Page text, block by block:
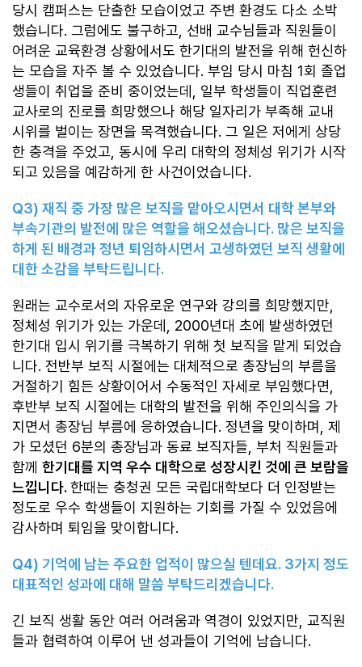
당시 캠퍼스는 단출한 모습이었고 주변 환경도 다소 소박
했습니다. 그럼에도 불구하고, 선배 교수님들과 직원들이
어려운 교육환경 상황에서도 한기대의 발전을 위해 헌신하
는 모습을 자주 볼 수 있었습니다. 부임 당시 마침 1회 졸업
생들이 취업을 준비 중이었는데, 일부 학생들이 직업훈련
교사로의 진로를 희망했으나 해당 일자리가 부족해 교내
시위를 벌이는 장면을 목격했습니다. 그 일은 저에게 상당
한 충격을 주었고, 동시에 우리 대학의 정체성 위기가 시작
되고 있음을 예감하게 한 사건이었습니다.
Q3) 재직 중 가장 많은 보직을 맡아오시면서 대학 본부와
부속기관의 발전에 많은 역할을 해오셨습니다. 많은 보직을
하게 된 배경과 정년 퇴임하시면서 고생하였던 보직 생활에
대한 소감을 부탁드립니다.
원래는 교수로서의 자유로운 연구와 강의를 희망했지만,
정체성 위기가 있는 가운데, 2000년대 초에 발생하였던
한기대 입시 위기를 극복하기 위해 첫 보직을 맡게 되었습
니다. 전반부 보직 시절에는 대체적으로 총장님의 부름을
거절하기 힘든 상황이어서 수동적인 자세로 부임했다면,
후반부 보직 시절에는 대학의 발전을 위해 주인의식을 가
지면서 총장님 부름에 응하였습니다. 정년을 맞이하며, 제
가 모셨던 6분의 총장님과 동료 보직자들, 부처 직원들과
함께 한기대를 지역 우수 대학으로 성장시킨 것에 큰 보람을
느낍니다.한때는 충청권 모든 국립대학보다 더 인정받는
정도로 우수 학생들이 지원하는 기회를 가질 수 있었음에
감사하며 퇴임을 맞이합니다.
Q4) 기억에 남는 주요한 업적이 많으실 텐데요. 3가지 정도
대표적인 성과에 대해 말씀 부탁드리겠습니다.
긴 보직 생활 동안 여러 어려움과 역경이 있었지만, 교직원
들과 협력하여 이루어 낸 성과들이 기억에 남습니다.